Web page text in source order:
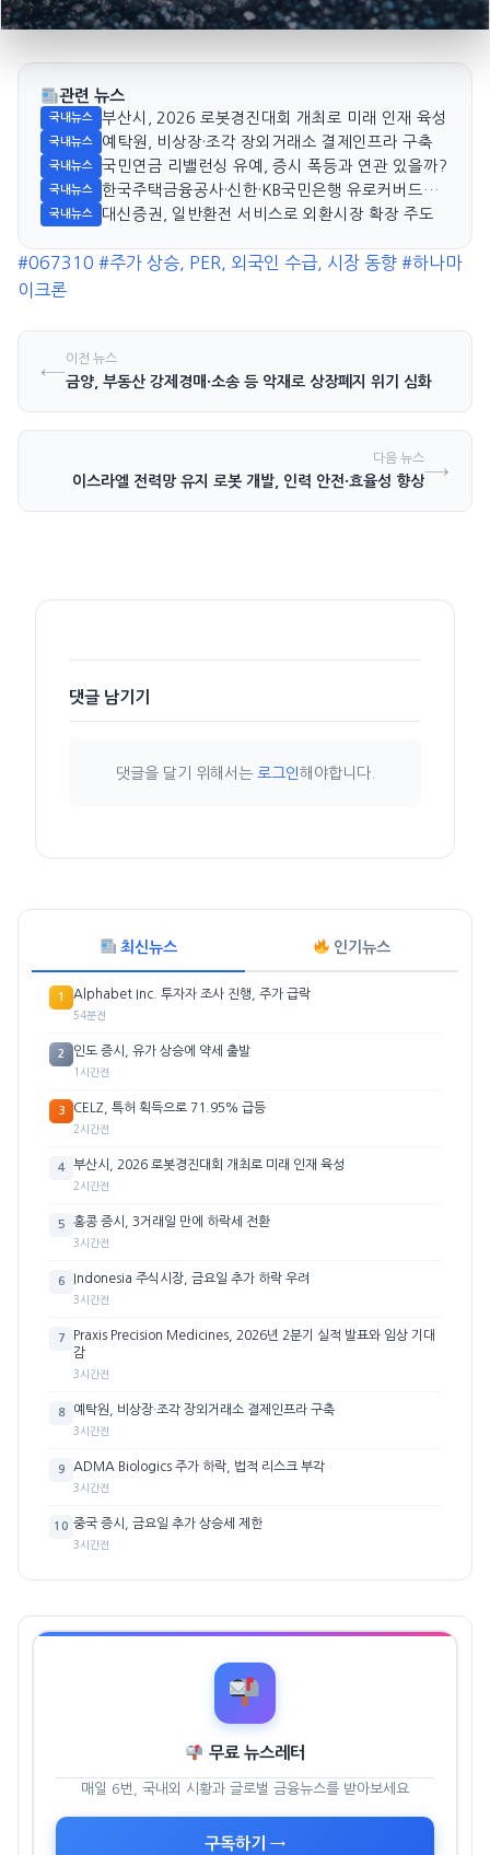
관련 뉴스
국내뉴스 부산시, 2026 로봇경진대회 개최로 미래 인재 육성
국내뉴스 예탁원, 비상장·조각 장외거래소 결제인프라 구축
국내뉴스 국민연금 리밸런싱 유예, 증시 폭등과 연관 있을까?
국내뉴스
한국주택금융공사·신한·KB국민은행 유로커버드본
드 발행 본격화
국내뉴스 대신증권, 일반환전 서비스로 외환시장 확장 주도
#067310 #주가 상승, PER, 외국인 수급, 시장 동향 #하나마
이크론
←이전 뉴스
금양, 부동산 강제경매·소송 등 악재로 상장폐지 위기 심화
다음 뉴스
이스라엘 전력망 유지 로봇 개발, 인력 안전·효율성 향상→
댓글 남기기
댓글을 달기 위해서는 로그인해야합니다.
최신뉴스 인기뉴스
1 Alphabet Inc. 투자자 조사 진행, 주가 급락
54분전
2 인도 증시, 유가 상승에 약세 출발
1시간전
3 CELZ, 특허 획득으로 71.95% 급등
2시간전
4 부산시, 2026 로봇경진대회 개최로 미래 인재 육성
2시간전
5 홍콩 증시, 3거래일 만에 하락세 전환
3시간전
6 Indonesia 주식시장, 금요일 추가 하락 우려
3시간전
7
Praxis Precision Medicines, 2026년 2분기 실적 발표와 임상 기대
감
3시간전
8 예탁원, 비상장·조각 장외거래소 결제인프라 구축
3시간전
9 ADMA Biologics 주가 하락, 법적 리스크 부각
3시간전
10 중국 증시, 금요일 추가 상승세 제한
3시간전
무료 뉴스레터
매일 6번, 국내외 시황과 글로벌 금융뉴스를 받아보세요
구독하기 →